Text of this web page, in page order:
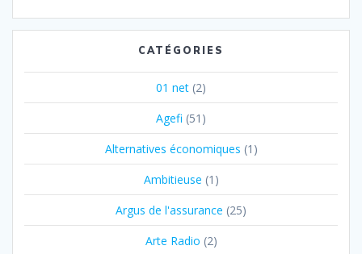
CATÉGORIES
01 net (2)
Agefi (51)
Alternatives économiques (1)
Ambitieuse (1)
Argus de l'assurance (25)
Arte Radio (2)